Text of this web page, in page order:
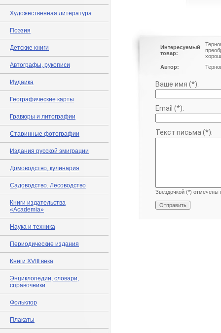
Художественная литература
Поэзия
Детские книги
Автографы, рукописи
Иудаика
Географические карты
Гравюры и литографии
Старинные фотографии
Издания русской эмиграции
Домоводство, кулинария
Садоводство. Лесоводство
Книги издательства
«Academia»
Наука и техника
Периодические издания
Книги XVIII века
Энциклопедии, словари,
справочники
Фольклор
Плакаты
Интересуемый
товар:
Автор:
Ваше имя (*):
Email (*):
Текст письма (*):
Звездочкой (*) отмечены